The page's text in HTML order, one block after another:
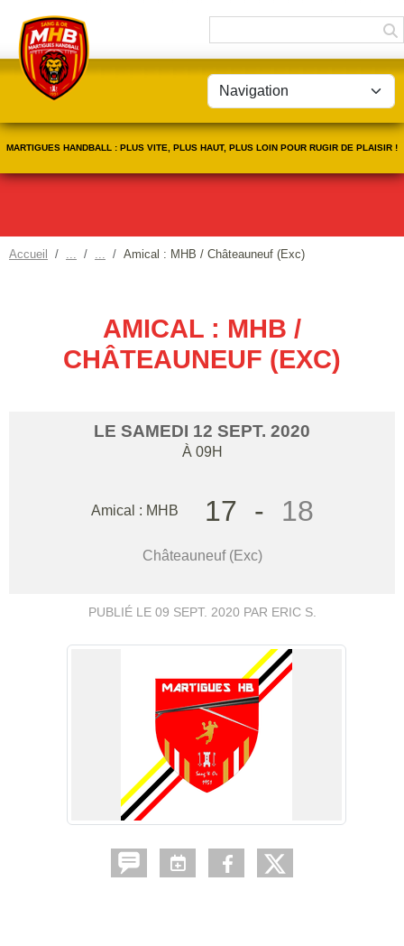
MARTIGUES HANDBALL : PLUS VITE, PLUS HAUT, PLUS LOIN POUR RUGIR DE PLAISIR !
Accueil Amical : MHB / Châteauneuf (Exc)
AMICAL : MHB /
CHÂTEAUNEUF (EXC)
LE SAMEDI 12 SEPT. 2020
À 09H
Amical : MHB 17 - 18
Châteauneuf (Exc)
PUBLIÉ LE 09 SEPT. 2020 PAR ERIC S.